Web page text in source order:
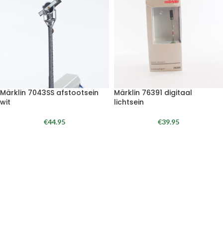
Märklin 7043SS afstootsein
wit
€44.95
Märklin 76391 digitaal
lichtsein
€39.95